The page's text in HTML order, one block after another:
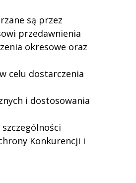
są przez
przedawnienia
okresowe oraz
celu dostarczenia
i dostosowania
Konkurencji i